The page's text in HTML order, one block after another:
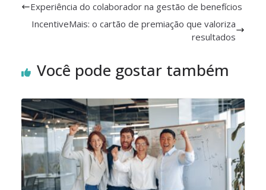
Experiência do colaborador na gestão de benefícios
IncentiveMais: o cartão de premiação que valoriza
resultados
Você pode gostar também